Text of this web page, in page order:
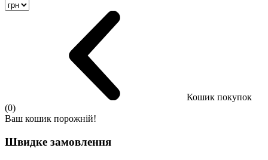
Кошик покупок
(0)
Ваш кошик порожній!
Швидке замовлення